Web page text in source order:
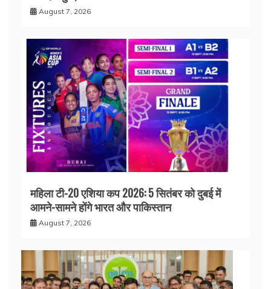
August 7, 2026
महिला टी-20 एशिया कप 2026: 5 सितंबर को दुबई में
आमने-सामने होंगे भारत और पाकिस्तान
August 7, 2026